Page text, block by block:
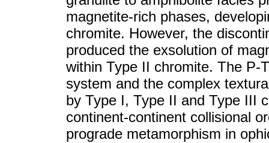
magnetite-rich phases,
chromite. However, the
produced the exsolution of
within Type II chromite. The P-
system and the complex
by Type I, Type II and Type III
continent-continent collisional
prograde metamorphism in